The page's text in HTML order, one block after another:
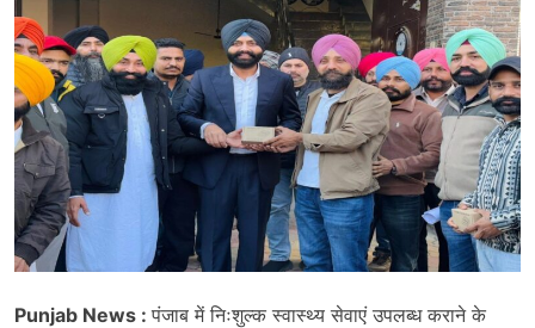
Punjab News :पंजाब में निःशुल्क स्वास्थ्य सेवाएं उपलब्ध कराने के